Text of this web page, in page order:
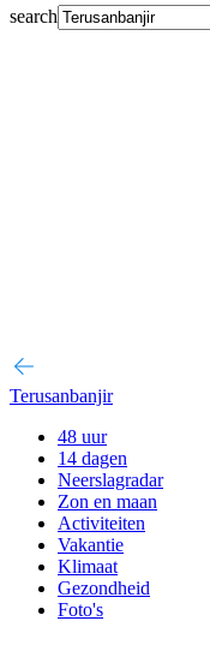
search
Terusanbanjir
48 uur
14 dagen
Neerslagradar
Zon en maan
Activiteiten
Vakantie
Klimaat
Gezondheid
Foto's